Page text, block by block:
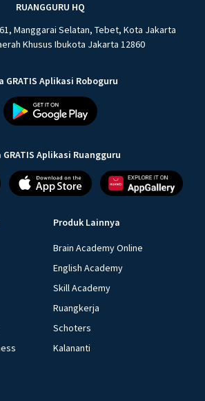
RUANGGURU HQ
Manggarai Selatan, Tebet, Kota Jakarta
Khusus Ibukota Jakarta 12860
GRATIS Aplikasi Roboguru
GRATIS Aplikasi Ruangguru
Produk Lainnya
Brain Academy Online
English Academy
Skill Academy
Ruangkerja
Schoters
Kalananti